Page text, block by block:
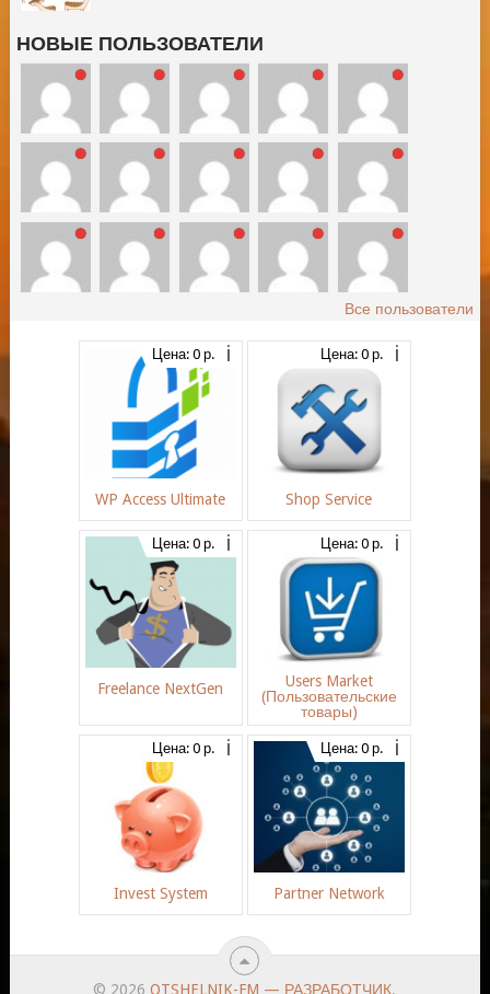
НОВЫЕ ПОЛЬЗОВАТЕЛИ
Все пользователи
Цена: 0 р.
WP Access Ultimate
Цена: 0 р.
Shop Service
Цена: 0 р.
Freelance NextGen
Цена: 0 р.
Users Market
(Пользовательские
товары)
Цена: 0 р.
Invest System
Цена: 0 р.
Partner Network
© 2026OTSHELNIK-FM — РАЗРАБОТЧИК.